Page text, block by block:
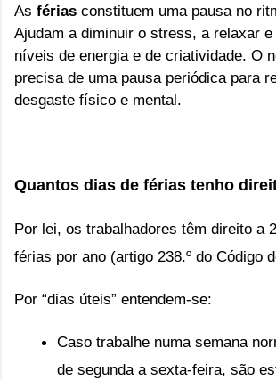
As férias constituem uma pausa no
Ajudam a diminuir o stress, a relaxar
níveis de energia e de criatividade. O
precisa de uma pausa periódica para
desgaste físico e mental.
Quantos dias de férias tenho
Por lei, os trabalhadores têm direito a
férias por ano (artigo 238.º do Código
Por “dias úteis” entendem-se:
Caso trabalhe numa semana
de segunda a sexta-feira, são